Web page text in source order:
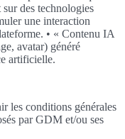
des technologies
une interaction
• « Contenu IA
avatar) généré
artificielle.
les conditions générales
par GDM et/ou ses